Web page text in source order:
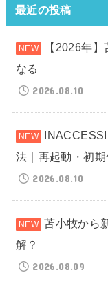
最近の投稿
【2026年
なる
2026.08.10
法｜再起動・初
2026.08.10
苫小牧から
解？
2026.08.09